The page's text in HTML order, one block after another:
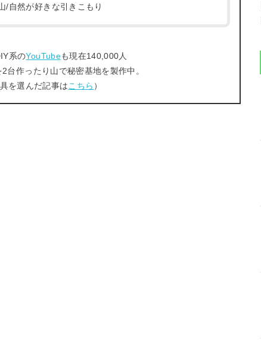
/自然が好きな引きこもり
系のYouTubeも現在140,000人
台作ったり山で秘密基地を製作中。
を選んだ記事はこちら ）